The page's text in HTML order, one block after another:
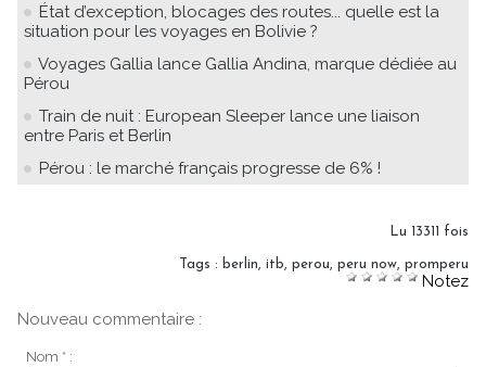
État d’exception, blocages des routes... quelle est la
situation pour les voyages en Bolivie ?
Voyages Gallia lance Gallia Andina, marque dédiée au
Pérou
Train de nuit : European Sleeper lance une liaison
entre Paris et Berlin
Pérou : le marché français progresse de 6% !
Lu 13311 fois
Tags : berlin itb perou peru now promperu
Notez
Nouveau commentaire :
Nom * :